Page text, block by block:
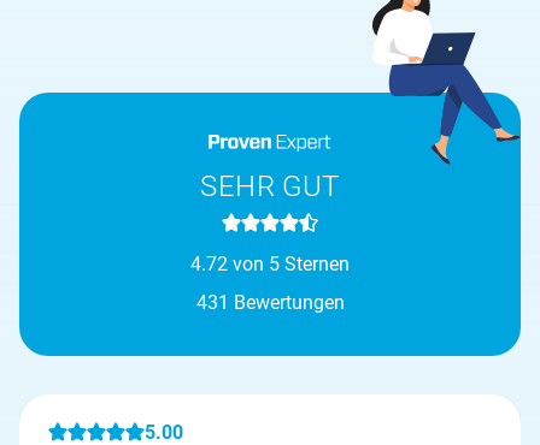
SEHR GUT
4.72 von 5 Sternen
431 Bewertungen
5.00